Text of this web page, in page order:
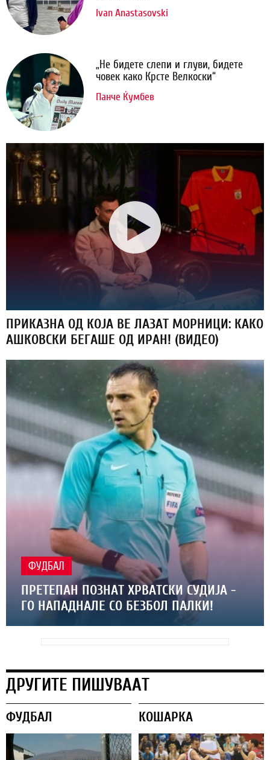
Ivan Anastasovski
„Не бидете слепи и глуви, бидете
човек како Крсте Велкоски“
Панче Ќумбев
ПРИКАЗНА ОД КОЈА ВЕ ЛАЗАТ МОРНИЦИ: КАКО
АШКОВСКИ БЕГАШЕ ОД ИРАН! (ВИДЕО)
ФУДБАЛ
ПРЕТЕПАН ПОЗНАТ ХРВАТСКИ СУДИЈА -
ГО НАПАДНАЛЕ СО БЕЗБОЛ ПАЛКИ!
ДРУГИТЕ ПИШУВААТ
ФУДБАЛ КОШАРКА